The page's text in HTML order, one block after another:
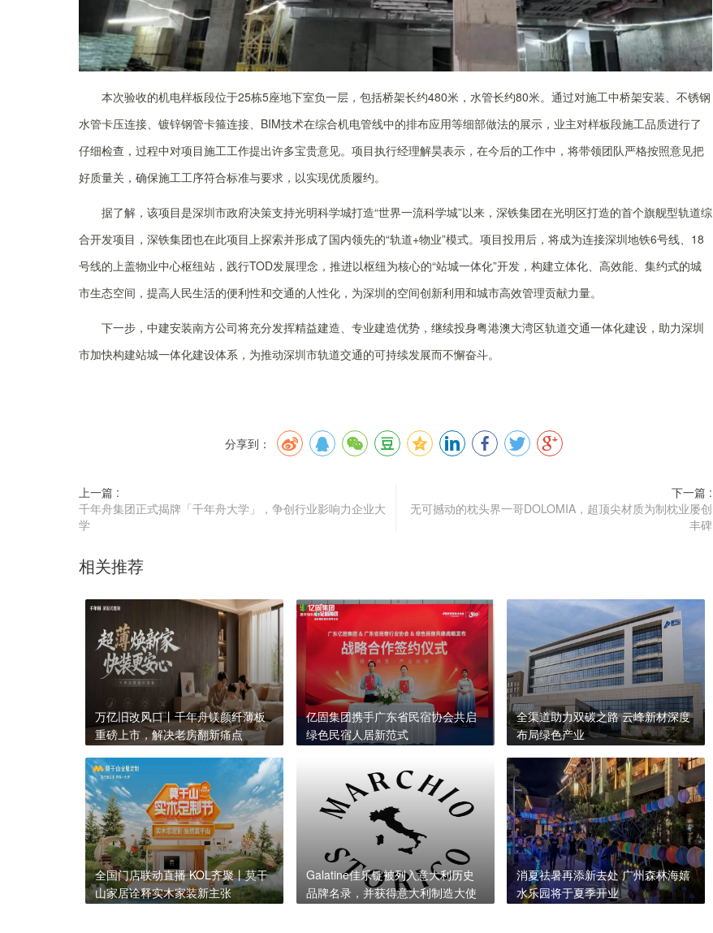
本次验收的机电样板段位于25栋5座地下室负一层，包括桥架长约480米，水管长约80米。通过对施工中桥架安装、不锈钢
水管卡压连接、镀锌钢管卡箍连接、BIM技术在综合机电管线中的排布应用等细部做法的展示，业主对样板段施工品质进行了
仔细检查，过程中对项目施工工作提出许多宝贵意见。项目执行经理解昊表示，在今后的工作中，将带领团队严格按照意见把
好质量关，确保施工工序符合标准与要求，以实现优质履约。
据了解，该项目是深圳市政府决策支持光明科学城打造“世界一流科学城”以来，深铁集团在光明区打造的首个旗舰型轨道综
合开发项目，深铁集团也在此项目上探索并形成了国内领先的“轨道+物业”模式。项目投用后，将成为连接深圳地铁6号线、18
号线的上盖物业中心枢纽站，践行TOD发展理念，推进以枢纽为核心的“站城一体化”开发，构建立体化、高效能、集约式的城
市生态空间，提高人民生活的便利性和交通的人性化，为深圳的空间创新利用和城市高效管理贡献力量。
下一步，中建安装南方公司将充分发挥精益建造、专业建造优势，继续投身粤港澳大湾区轨道交通一体化建设，助力深圳
市加快构建站城一体化建设体系，为推动深圳市轨道交通的可持续发展而不懈奋斗。
分享到：
上一篇 :
千年舟集团正式揭牌「千年舟大学」，争创行业影响力企业大
学
下一篇 :
无可撼动的枕头界一哥DOLOMIA，超顶尖材质为制枕业屡创
丰碑
相关推荐
万亿旧改风口丨千年舟镁颜纤薄板
重磅上市，解决老房翻新痛点
亿固集团携手广东省民宿协会共启
绿色民宿人居新范式
全渠道助力双碳之路 云峰新材深度
布局绿色产业
全国门店联动直播 KOL齐聚丨莫干
山家居诠释实木家装新主张
Galatine佳乐锭被列入意大利历史
品牌名录，并获得意大利制造大使
消夏祛暑再添新去处 广州森林海嬉
水乐园将于夏季开业